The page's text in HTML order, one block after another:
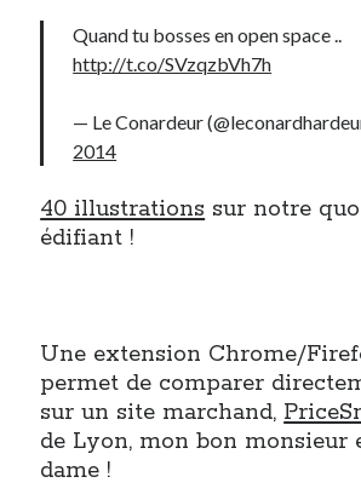
Daddy
Engagé
Geek
Humeur
Lectures
Lyon à Livre Ouvert
Mini-monsieur
Photos
Post inutile
Proust
Sons
Sorties cuculturelles
Quand tu bosses en open space ..
http://t.co/SVzqzbVh7h
— Le Conardeur
2014
40 illustrations sur notre
édifiant !
Une extension Chrome/
permet de comparer
sur un site marchand,
de Lyon, mon bon monsieur
dame !